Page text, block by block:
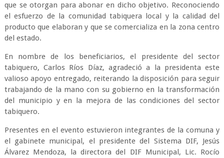
que se otorgan para abonar en dicho objetivo. Reconociendo
el esfuerzo de la comunidad tabiquera local y la calidad del
producto que elaboran y que se comercializa en la zona centro
del estado.
En nombre de los beneficiarios, el presidente del sector
tabiquero, Carlos Ríos Díaz, agradeció a la presidenta este
valioso apoyo entregado, reiterando la disposición para seguir
trabajando de la mano con su gobierno en la transformación
del municipio y en la mejora de las condiciones del sector
tabiquero.
Presentes en el evento estuvieron integrantes de la comuna y
el gabinete municipal, el presidente del Sistema DIF, Jesús
Álvarez Mendoza, la directora del DIF Municipal, Lic. Rocío